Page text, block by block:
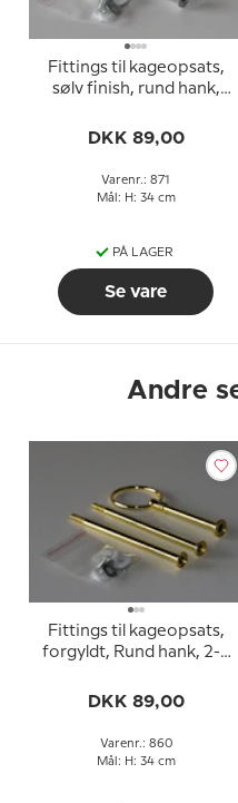
Fittings til kageopsats,
sølv finish, rund hank,
DKK 89,00
Varenr.: 871
Mål: H: 34 cm
PÅ LAGER
Se vare
Andre
Fittings til kageopsats,
forgyldt, Rund hank, 2-3
DKK 89,00
Varenr.: 860
Mål: H: 34 cm